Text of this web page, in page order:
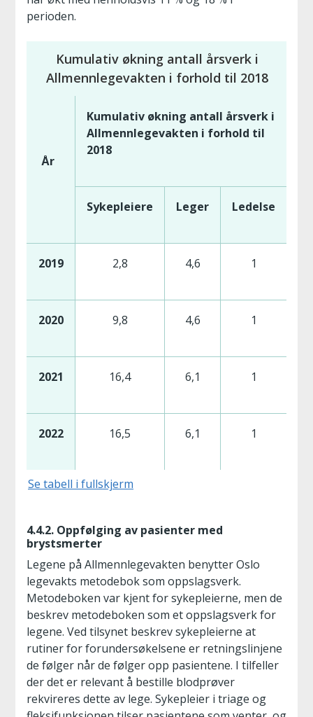
perioden.
Kumulativ økning antall årsverk i
Allmennlegevakten i forhold til 2018
År
Kumulativ økning antall årsverk i
Allmennlegevakten i forhold til
2018
Sykepleiere Leger Ledelse
2019 2,8 4,6 1
2020 9,8 4,6 1
2021 16,4 6,1 1
2022 16,5 6,1 1
Se tabell i fullskjerm
4.4.2. Oppfølging av pasienter med
brystsmerter
Legene på Allmennlegevakten benytter Oslo
legevakts metodebok som oppslagsverk.
Metodeboken var kjent for sykepleierne, men de
beskrev metodeboken som et oppslagsverk for
legene. Ved tilsynet beskrev sykepleierne at
rutiner for forundersøkelsene er retningslinjene
de følger når de følger opp pasientene. I tilfeller
der det er relevant å bestille blodprøver
rekvireres dette av lege. Sykepleier i triage og